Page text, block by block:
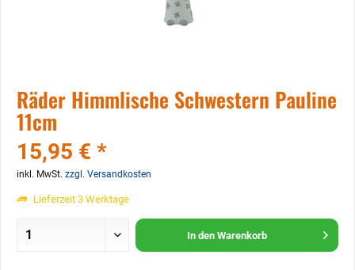
Räder Himmlische Schwestern Pauline
11cm
15,95 € *
inkl. MwSt. zzgl. Versandkosten
Lieferzeit 3 Werktage
In den Warenkorb